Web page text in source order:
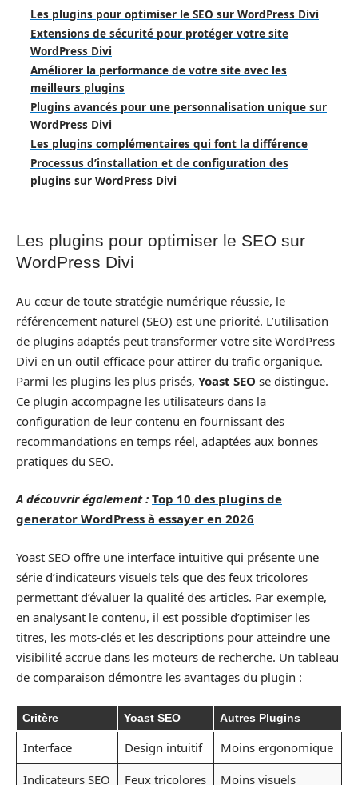
Les plugins pour optimiser le SEO sur WordPress Divi
Extensions de sécurité pour protéger votre site
WordPress Divi
Améliorer la performance de votre site avec les
meilleurs plugins
Plugins avancés pour une personnalisation unique sur
WordPress Divi
Les plugins complémentaires qui font la différence
Processus d’installation et de configuration des
plugins sur WordPress Divi
Les plugins pour optimiser le SEO sur
WordPress Divi
Au cœur de toute stratégie numérique réussie, le
référencement naturel (SEO) est une priorité. L’utilisation
de plugins adaptés peut transformer votre site WordPress
Divi en un outil efficace pour attirer du trafic organique.
Parmi les plugins les plus prisés, Yoast SEO se distingue.
Ce plugin accompagne les utilisateurs dans la
configuration de leur contenu en fournissant des
recommandations en temps réel, adaptées aux bonnes
pratiques du SEO.
A découvrir également : Top 10 des plugins de
generator WordPress à essayer en 2026
Yoast SEO offre une interface intuitive qui présente une
série d’indicateurs visuels tels que des feux tricolores
permettant d’évaluer la qualité des articles. Par exemple,
en analysant le contenu, il est possible d’optimiser les
titres, les mots-clés et les descriptions pour atteindre une
visibilité accrue dans les moteurs de recherche. Un tableau
de comparaison démontre les avantages du plugin :
Critère Yoast SEO Autres Plugins
Interface Design intuitif
Moins ergonomique
Indicateurs SEO
Feux tricolores Moins visuels